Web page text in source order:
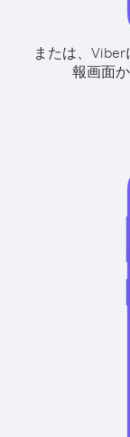
または、
報画面